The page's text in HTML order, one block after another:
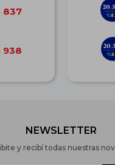
837
938
NEWSLETTER
y recibí todas nuestras